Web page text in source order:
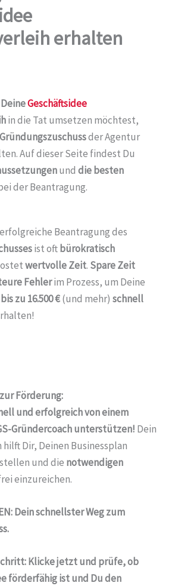
erhalten
DeineGeschäftsidee
in die Tat umsetzen möchtest,
Gründungszuschussder Agentur
Auf dieser Seite findest Du
und die besten
der Beantragung.
Beantragung des
ist oftbürokratisch
wertvolle Zeit. Spare Zeit
Fehlerim Prozess, um Deine
bis zu 16.500 €(und mehr) schnell
Förderung:
und erfolgreich von einem
Gründercoach unterstützen! Dein
hilft Dir, Deinen Businessplan
und die notwendigen
einzureichen.
Dein schnellster Weg zum
Klicke jetzt und prüfe, ob
förderfähig ist und Du den